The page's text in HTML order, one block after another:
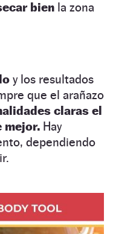
bien la zona
y los resultados
que el arañazo
claras el
mejor. Hay
dependiendo